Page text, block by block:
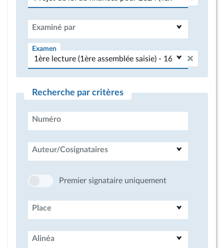
Examiné par
Examen
Recherche par critères
Numéro
Auteur/Cosignataires
Premier signataire uniquement
Place
Alinéa